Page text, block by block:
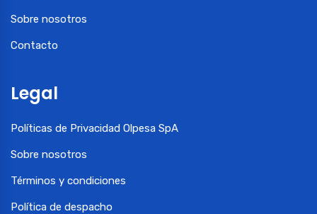
Sobre nosotros
Contacto
Legal
Políticas de Privacidad Olpesa SpA
Sobre nosotros
Términos y condiciones
Política de despacho